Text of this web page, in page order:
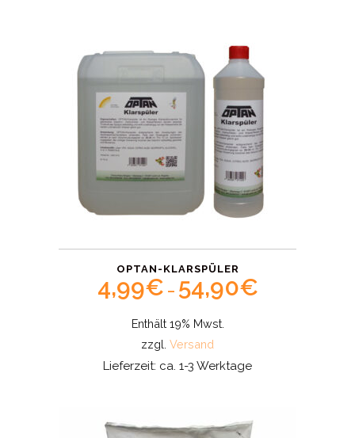
OPTAN-KLARSPÜLER
4,99€ – 54,90€Price
Enthält 19% Mwst.
zzgl. Versand
Lieferzeit: ca. 1-3 Werktage